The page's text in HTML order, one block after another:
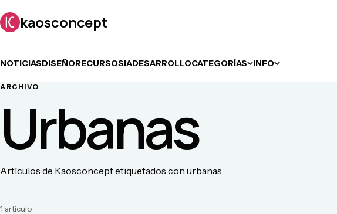
kaosconcept
NOTICIASDISEÑORECURSOSIADESARROLLOCATEGORÍAS INFO
ARCHIVO
Urbanas
Artículos de Kaosconcept etiquetados con urbanas.
1 artículo